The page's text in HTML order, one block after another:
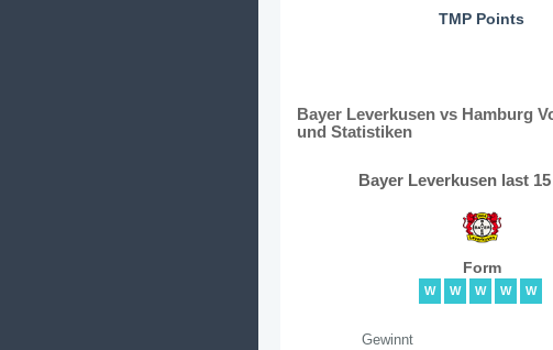
TMP Points
Bayer Leverkusen vs Hamburg
und Statistiken
Bayer Leverkusen last
Form
W W W W W
Gewinnt